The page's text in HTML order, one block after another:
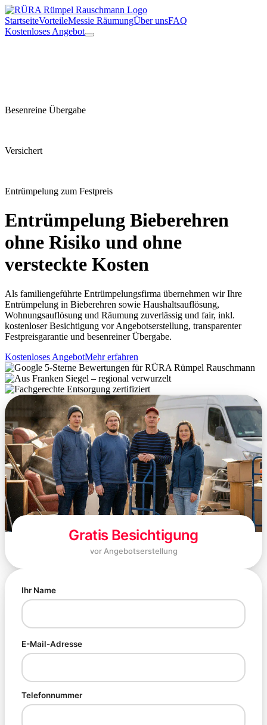
StartseiteVorteileMessie RäumungÜber unsFAQ
Kostenloses Angebot
Besenreine Übergabe
Versichert
Entrümpelung zum Festpreis
Entrümpelung Bieberehren
ohne Risiko und ohne
versteckte Kosten
Als familiengeführte Entrümpelungsfirma übernehmen wir Ihre
Entrümpelung in Bieberehren sowie Haushaltsauflösung,
Wohnungsauflösung und Räumung zuverlässig und fair, inkl.
kostenloser Besichtigung vor Angebotserstellung, transparenter
Festpreisgarantie und besenreiner Übergabe.
Kostenloses AngebotMehr erfahren
Gratis Besichtigung
vor Angebotserstellung
Ihr Name
E-Mail-Adresse
Telefonnummer